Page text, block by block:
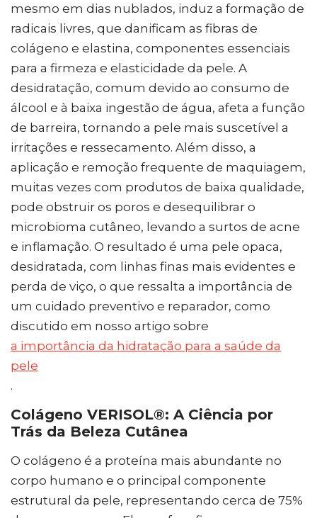
mesmo em dias nublados, induz a formação de
radicais livres, que danificam as fibras de
colágeno e elastina, componentes essenciais
para a firmeza e elasticidade da pele. A
desidratação, comum devido ao consumo de
álcool e à baixa ingestão de água, afeta a função
de barreira, tornando a pele mais suscetível a
irritações e ressecamento. Além disso, a
aplicação e remoção frequente de maquiagem,
muitas vezes com produtos de baixa qualidade,
pode obstruir os poros e desequilibrar o
microbioma cutâneo, levando a surtos de acne
e inflamação. O resultado é uma pele opaca,
desidratada, com linhas finas mais evidentes e
perda de viço, o que ressalta a importância de
um cuidado preventivo e reparador, como
discutido em nosso artigo sobre
a importância da hidratação para a saúde da
pele
.
Colágeno VERISOL®: A Ciência por
Trás da Beleza Cutânea
O colágeno é a proteína mais abundante no
corpo humano e o principal componente
estrutural da pele, representando cerca de 75%